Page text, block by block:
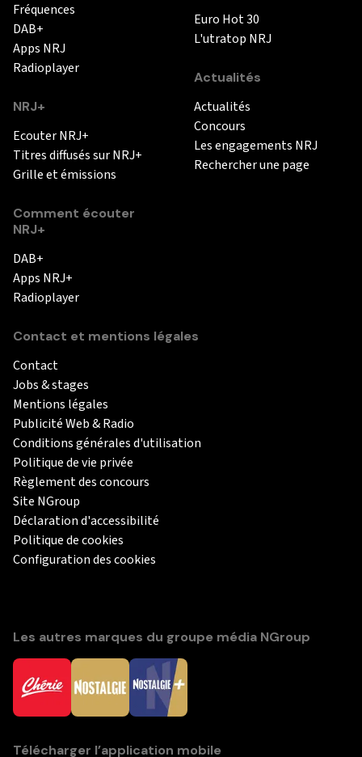
Fréquences
DAB+
Apps NRJ
Radioplayer
NRJ+
Ecouter NRJ+
Titres diffusés sur NRJ+
Grille et émissions
Comment écouter
NRJ+
DAB+
Apps NRJ+
Radioplayer
Euro Hot 30
L'utratop NRJ
Actualités
Actualités
Concours
Les engagements NRJ
Rechercher une page
Contact et mentions légales
Contact
Jobs & stages
Mentions légales
Publicité Web & Radio
Conditions générales d'utilisation
Politique de vie privée
Règlement des concours
Site NGroup
Déclaration d'accessibilité
Politique de cookies
Configuration des cookies
Les autres marques du groupe média NGroup
Télécharger l’application mobile